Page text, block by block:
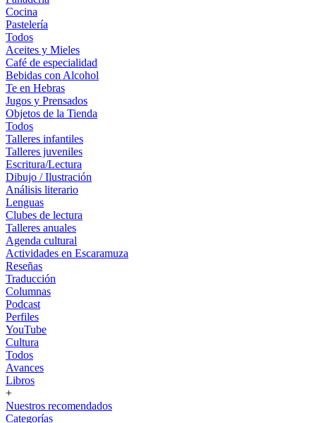
Cocina
Pastelería
Todos
Aceites y Mieles
Café de especialidad
Bebidas con Alcohol
Te en Hebras
Jugos y Prensados
Objetos de la Tienda
Todos
Talleres infantiles
Talleres juveniles
Escritura/Lectura
Dibujo / Ilustración
Análisis literario
Lenguas
Clubes de lectura
Talleres anuales
Agenda cultural
Actividades en Escaramuza
Reseñas
Traducción
Columnas
Podcast
Perfiles
YouTube
Cultura
Todos
Avances
Libros
+
Nuestros recomendados
Categorías